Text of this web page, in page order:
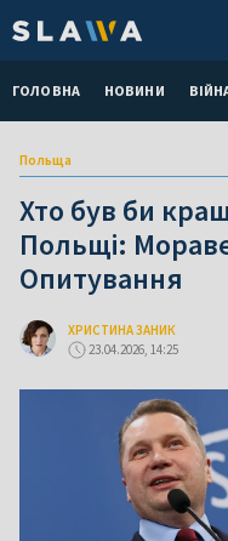
ГОЛОВНА НОВИНИ
Польща
Хто був би
Польщі:
Опитування
ХРИСТИНА ЗАНИК
23.04.2026, 14:25